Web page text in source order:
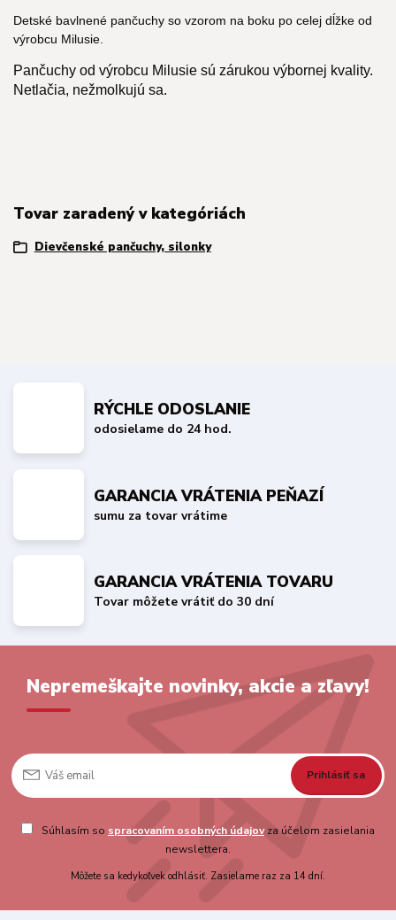
Detské bavlnené pančuchy so vzorom na boku po celej dĺžke od
výrobcu Milusie.
Pančuchy od výrobcu Milusie sú zárukou výbornej kvality.
Netlačia, nežmolkujú sa.
Tovar zaradený v kategóriách
Dievčenské pančuchy, silonky
RÝCHLE ODOSLANIE
odosielame do 24 hod.
GARANCIA VRÁTENIA PEŇAZÍ
sumu za tovar vrátime
GARANCIA VRÁTENIA TOVARU
Tovar môžete vrátiť do 30 dní
Nepremeškajte novinky, akcie a zľavy!
Prihlásiť sa
Súhlasím so spracovaním osobných údajovza účelom zasielania
newslettera.
Môžete sa kedykoľvek odhlásiť. Zasielame raz za 14 dní.